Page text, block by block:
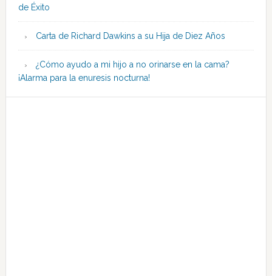
de Éxito
Carta de Richard Dawkins a su Hija de Diez Años
¿Cómo ayudo a mi hijo a no orinarse en la cama?
¡Alarma para la enuresis nocturna!